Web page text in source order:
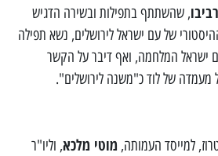
, שהשתתף בתפילות ובשירה הדגיש
של עם ישראל לירושלים, נשא תפילה
עם ישראל המלחמה, ואף דיבר על הקשר
מעמדה של לוד כ"משנה לירושלים".
למייסד העמותה, מוטי מלכא, וליו"ר